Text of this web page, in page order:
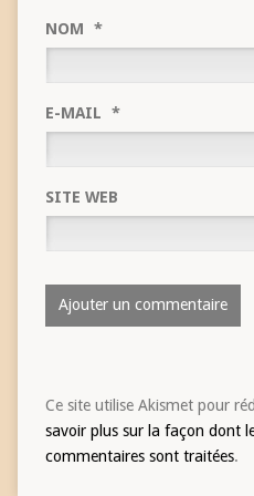
NOM *
E-MAIL *
SITE WEB
Ce site utilise Akismet pour
savoir plus sur la façon dont
commentaires sont traitées.